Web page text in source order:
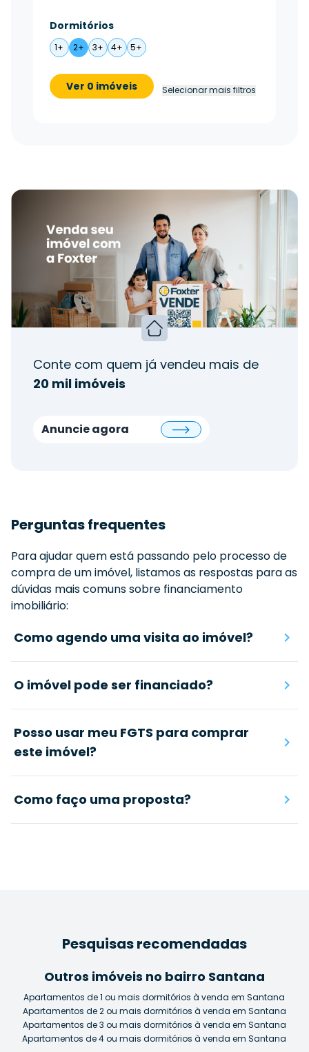
Dormitórios
1+ 2+ 3+ 4+ 5+
Ver 0 imóveis Selecionar mais filtros
Conte com quem já vendeu mais de
20 mil imóveis
Anuncie agora
Perguntas frequentes
Para ajudar quem está passando pelo processo de
compra de um imóvel, listamos as respostas para as
dúvidas mais comuns sobre financiamento
imobiliário:
Como agendo uma visita ao imóvel?
O imóvel pode ser financiado?
Posso usar meu FGTS para comprar
este imóvel?
Como faço uma proposta?
Pesquisas recomendadas
Outros imóveis no bairro Santana
Apartamentos de 1 ou mais dormitórios à venda em Santana
Apartamentos de 2 ou mais dormitórios à venda em Santana
Apartamentos de 3 ou mais dormitórios à venda em Santana
Apartamentos de 4 ou mais dormitórios à venda em Santana